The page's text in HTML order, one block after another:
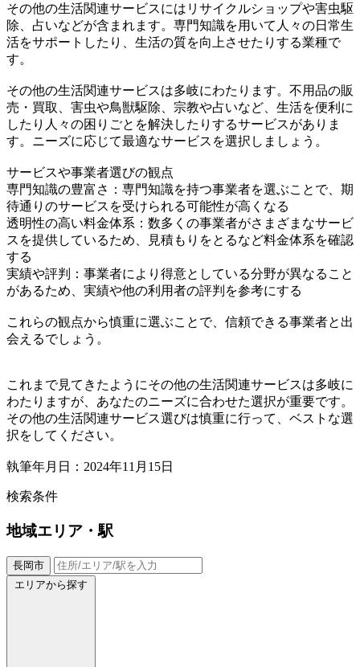
その他の生活関連サービスにはリサイクルショップや害虫駆
除、占いなどが含まれます。専門知識を用いて人々の日常生
活をサポートしたり、生活の質を向上させたりする業種で
す。
その他の生活関連サービスは多岐にわたります。不用品の販
売・買取、害虫や鳥獣駆除、宗教や占いなど、生活を便利に
したり人々の困りごとを解決したりするサービスがありま
す。ニーズに応じて最適なサービスを選択しましょう。
サービスや事業者選びの観点
専門知識の豊富さ：専門知識を持つ事業者を選ぶことで、期
待通りのサービスを受けられる可能性が高くなる
透明性の高い料金体系：数多くの事業者がさまざまなサービ
スを提供しているため、見積もりをとるなど料金体系を確認
する
実績や評判：事業者により得意としている分野が異なること
があるため、実績や他の利用者の評判を参考にする
これらの観点から慎重に選ぶことで、信頼できる事業者と出
会えるでしょう。
これまで見てきたようにその他の生活関連サービスは多岐に
わたりますが、あなたのニーズに合わせた選択が重要です。
その他の生活関連サービス選びは慎重に行って、ベストな選
択をしてください。
執筆年月日：2024年11月15日
検索条件
地域エリア・駅
長岡市
エリアから探す